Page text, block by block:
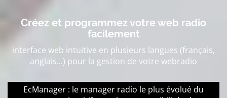
Créez et programmez votre web radio
facilement
interface web intuitive en plusieurs langues (français,
anglais...) pour la gestion de votre webradio
EcManager : le manager radio le plus évolué du